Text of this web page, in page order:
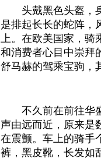
头戴黑色头盔，身
是排起长长的蛇阵，
上。在欧美国家，骑
和消费者心目中崇拜
舒马赫的驾乘宝驹，
不久前在前往华盛
声由远而近，原来是
在震颤。车上的骑手
裤，黑皮靴，长发如